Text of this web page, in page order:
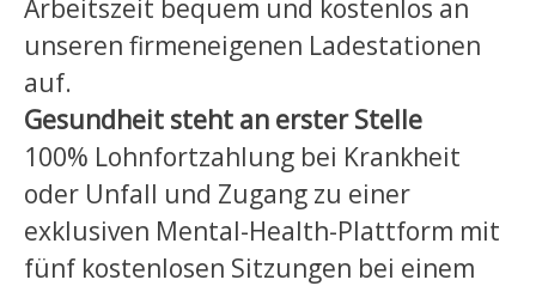
Arbeitszeit bequem und kostenlos an
unseren firmeneigenen Ladestationen
auf.
Gesundheit steht an erster Stelle
100% Lohnfortzahlung bei Krankheit
oder Unfall und Zugang zu einer
exklusiven Mental-Health-Plattform mit
fünf kostenlosen Sitzungen bei einem